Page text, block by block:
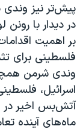
پیش‌تر نیز وندی
در دیدار با رونن
بر اهمیت
فلسطینی برای
وندی شرمن
اسرائیل،
آتش‌بس اخیر در
ماه‌های آینده